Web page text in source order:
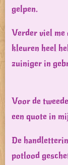
gelpen.
Verder viel me
kleuren heel
zuiniger in
Voor de
een quote in
De
potlood